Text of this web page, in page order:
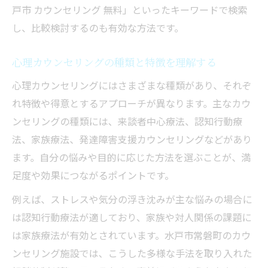
専門資格があるカウンセラーの重要性と選
継続サポートが受けられるカウンセリング
施設
茨城カウンセリングおすすめ施設の特徴
相談後も安心できるサポート体制の実際
発達支援や愛着障害に強いカウンセリングの特
徴
愛着障害に対応するカウンセリングの特徴
発達支援に特化したカウンセリングの選び
方
専門的なカウンセリングの実践例を紹介
保険適用の有無を知るカウンセリングのポ
戸市 カウンセリング 無料」といったキーワードで検索
し、比較検討するのも有効な方法です。
心理カウンセリングの種類と特徴を理解する
心理カウンセリングにはさまざまな種類があり、それぞ
れ特徴や得意とするアプローチが異なります。主なカウ
ンセリングの種類には、来談者中心療法、認知行動療
法、家族療法、発達障害支援カウンセリングなどがあり
ます。自分の悩みや目的に応じた方法を選ぶことが、満
足度や効果につながるポイントです。
例えば、ストレスや気分の浮き沈みが主な悩みの場合に
は認知行動療法が適しており、家族や対人関係の課題に
は家族療法が有効とされています。水戸市常磐町のカウ
ンセリング施設では、こうした多様な手法を取り入れた